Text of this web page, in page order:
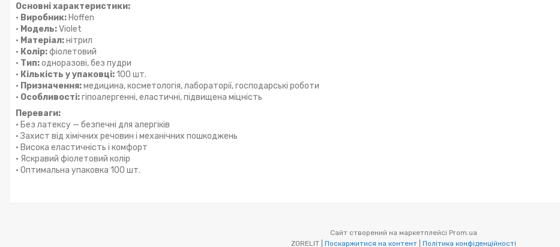
Основні характеристики:
• Виробник: Hoffen
• Модель:Violet
• Матеріал:нітрил
• Колір:фіолетовий
• Тип:одноразові, без пудри
• Кількість у упаковці:100 шт.
• Призначення:медицина, косметологія, лабораторії, господарські роботи
• Особливості:гіпоалергенні, еластичні, підвищена міцність
Переваги:
• Без латексу — безпечні для алергіків
• Захист від хімічних речовин і механічних пошкоджень
• Висока еластичність і комфорт
• Яскравий фіолетовий колір
• Оптимальна упаковка 100 шт.
Сайт створений на маркетплейсі Prom.ua
Поскаржитися на контент Політика конфіденційності